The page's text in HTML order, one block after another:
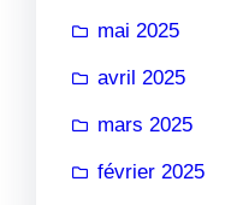
mai 2025
avril 2025
mars 2025
février 2025